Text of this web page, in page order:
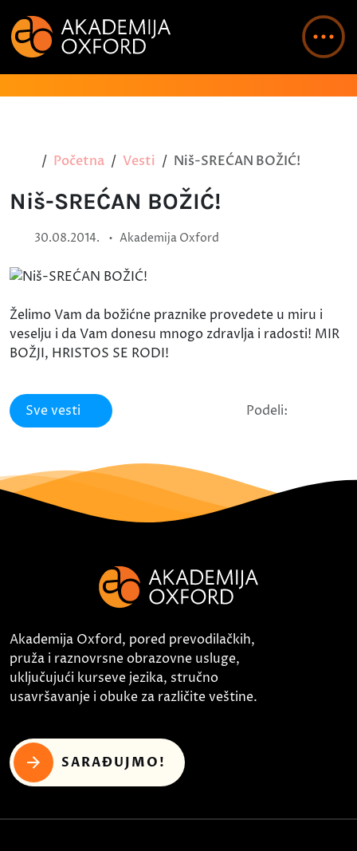
Početna Vesti Niš-SREĆAN BOŽIĆ!
Niš-SREĆAN BOŽIĆ!
30.08.2014. • Akademija Oxford
Želimo Vam da božićne praznike provedete u miru i
veselju i da Vam donesu mnogo zdravlja i radosti! MIR
BOŽJI, HRISTOS SE RODI!
Sve vesti Podeli:
Akademija Oxford, pored prevodilačkih,
pruža i raznovrsne obrazovne usluge,
uključujući kurseve jezika, stručno
usavršavanje i obuke za različite veštine.
SARAĐUJMO!